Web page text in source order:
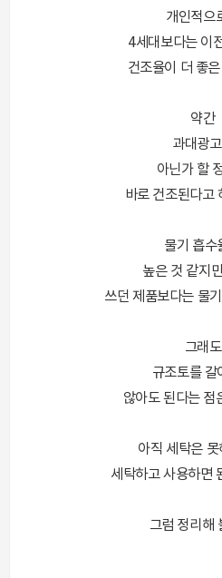
개인적으
4세대보다는 이
건조율이 더 좋
약간
과대광
아닌가 할
바로 건조된다고
물기 흡수
높은 것 같지
쓰던 제품보다는 물
그래도
규조토를 갈
않아도 된다는 점
아직 세탁은 못
세탁하고 사용하면
그럼 정리해